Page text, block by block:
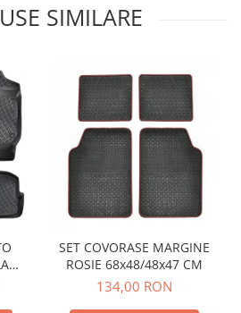
SIMILARE
/ 6C
SET COVORASE MARGINE
ROSIE 68x48/48x47 CM
134,00 RON